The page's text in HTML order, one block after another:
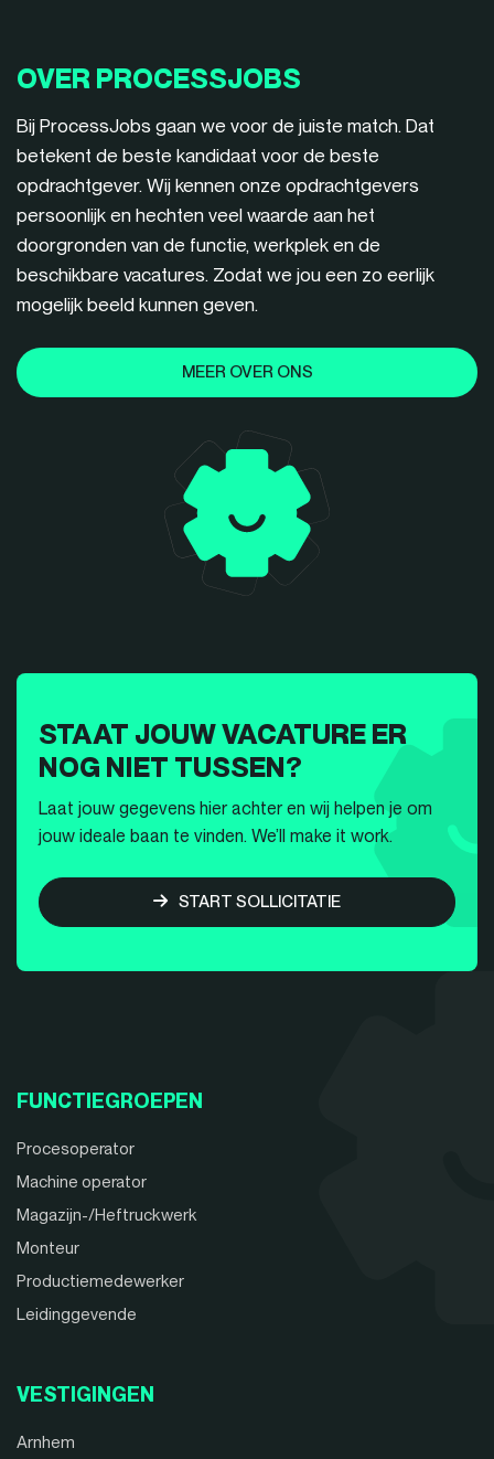
OVER PROCESSJOBS
Bij ProcessJobs gaan we voor de juiste match. Dat
betekent de beste kandidaat voor de beste
opdrachtgever. Wij kennen onze opdrachtgevers
persoonlijk en hechten veel waarde aan het
doorgronden van de functie, werkplek en de
beschikbare vacatures. Zodat we jou een zo eerlijk
mogelijk beeld kunnen geven.
MEER OVER ONS
STAAT JOUW VACATURE ER
NOG NIET TUSSEN?
Laat jouw gegevens hier achter en wij helpen je om
jouw ideale baan te vinden. We’ll make it work.
START SOLLICITATIE
FUNCTIEGROEPEN
Procesoperator
Machine operator
Magazijn-/Heftruckwerk
Monteur
Productiemedewerker
Leidinggevende
VESTIGINGEN
Arnhem